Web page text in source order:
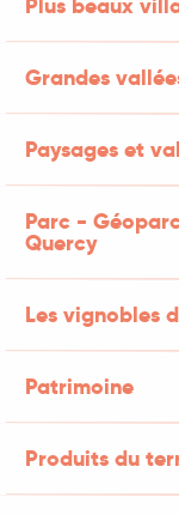
Grandes
Paysages et
Parc -
Quercy
Les vignobles
Patrimoine
Produits du